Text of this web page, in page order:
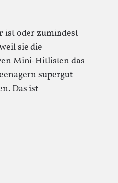
ist oder zumindest
sie die
Mini-Hitlisten das
supergut
Das ist